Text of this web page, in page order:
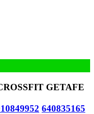
GETAFE
640835165